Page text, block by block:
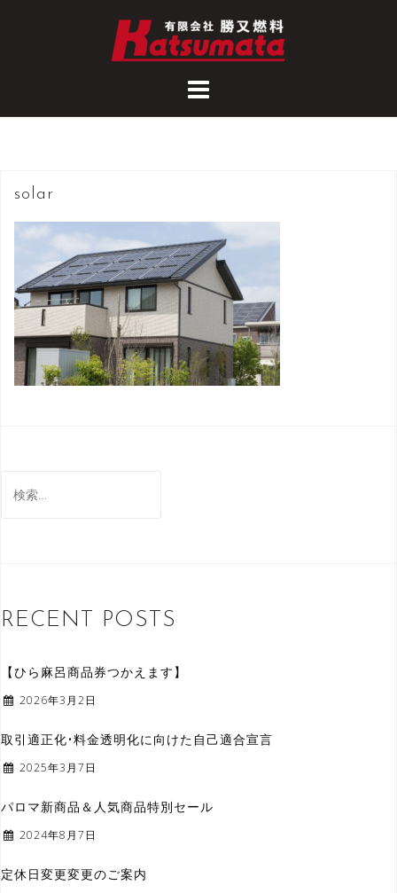
solar
RECENT POSTS
【ひら麻呂商品券つかえます】
2026年3月2日
取引適正化•料金透明化に向けた自己適合宣言
2025年3月7日
パロマ新商品＆人気商品特別セール
2024年8月7日
定休日変更変更のご案内